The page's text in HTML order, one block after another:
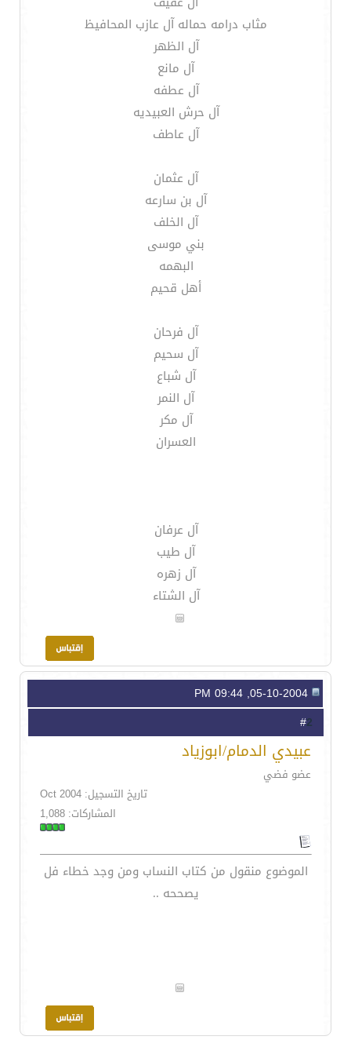
مثاب درامه حماله آل عازب المحافيظ
آل الظهر
آل مانع
آل عطفه
آل حرش العبيديه
آل عاطف
آل عثمان
آل بن سارعه
آل الخلف
بني موسى
البهمه
أهل قحيم
آل فرحان
آل سحيم
آل شباع
آل النمر
آل مكر
العسران
آل عرفان
آل طيب
آل زهره
آل الشتاء
2
عبيدي الدمام/ابوزياد
عضو فضي
تاريخ التسجيل: Oct 2004
المشاركات: 1,088
الموضوع منقول من كتاب النساب ومن وجد خطاء فل
يصححه ..